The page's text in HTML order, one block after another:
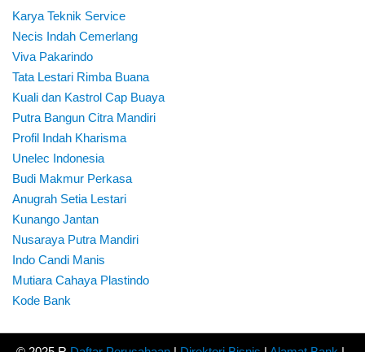
Karya Teknik Service
Necis Indah Cemerlang
Viva Pakarindo
Tata Lestari Rimba Buana
Kuali dan Kastrol Cap Buaya
Putra Bangun Citra Mandiri
Profil Indah Kharisma
Unelec Indonesia
Budi Makmur Perkasa
Anugrah Setia Lestari
Kunango Jantan
Nusaraya Putra Mandiri
Indo Candi Manis
Mutiara Cahaya Plastindo
Kode Bank